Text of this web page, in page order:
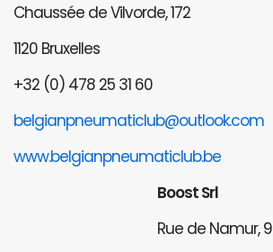
Chaussée de Vilvorde, 172
1120 Bruxelles
+32 (0) 478 25 31 60
belgianpneumaticlub@outlook.com
www.belgianpneumaticlub.be
Boost Srl
Rue de Namur, 9